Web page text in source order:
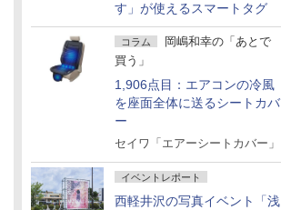
す」が使えるスマートタグ
コラム
岡嶋和幸の「あとで
買う」
1,906点目：エアコンの冷風
を座面全体に送るシートカバ
ー
セイワ「エアーシートカバー」
イベントレポート
西軽井沢の写真イベント「浅